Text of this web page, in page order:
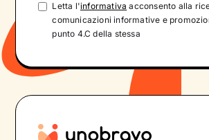
Letta l'informativa acconsento alla
comunicazioni informative e
punto 4.C della stessa